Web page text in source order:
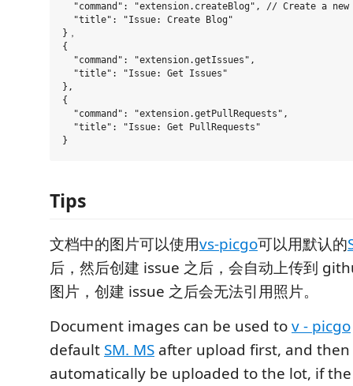
"command": "extension.createBlog", // Create a new
  "title": "Issue: Create Blog"
}，
{
  "command": "extension.getIssues",
  "title": "Issue: Get Issues"
},
{
  "command": "extension.getPullRequests",
  "title": "Issue: Get PullRequests"
Tips
文档中的图片可以使用vs-picgo可以用默认的
后，然后创建 issue 之后，会自动上传到
图片，创建 issue 之后会无法引用照片。
Document images can be used tov - picgo
default SM. MS after upload first, and
automatically be uploaded to the lot, if